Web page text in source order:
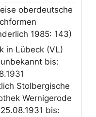
oberdeutsche
1985: 143)
in Lübeck (VL)
bis:
Stolbergische
Wernigerode
bis: